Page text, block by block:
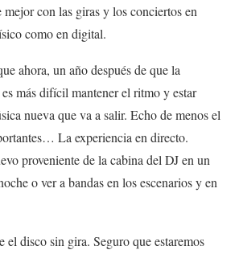
mejor con las giras y los conciertos en
como en digital.
ahora, un año después de que la
más difícil mantener el ritmo y estar
nueva que va a salir. Echo de menos el
La experiencia en directo.
proveniente de la cabina del DJ en un
o ver a bandas en los escenarios y en
el disco sin gira. Seguro que estaremos